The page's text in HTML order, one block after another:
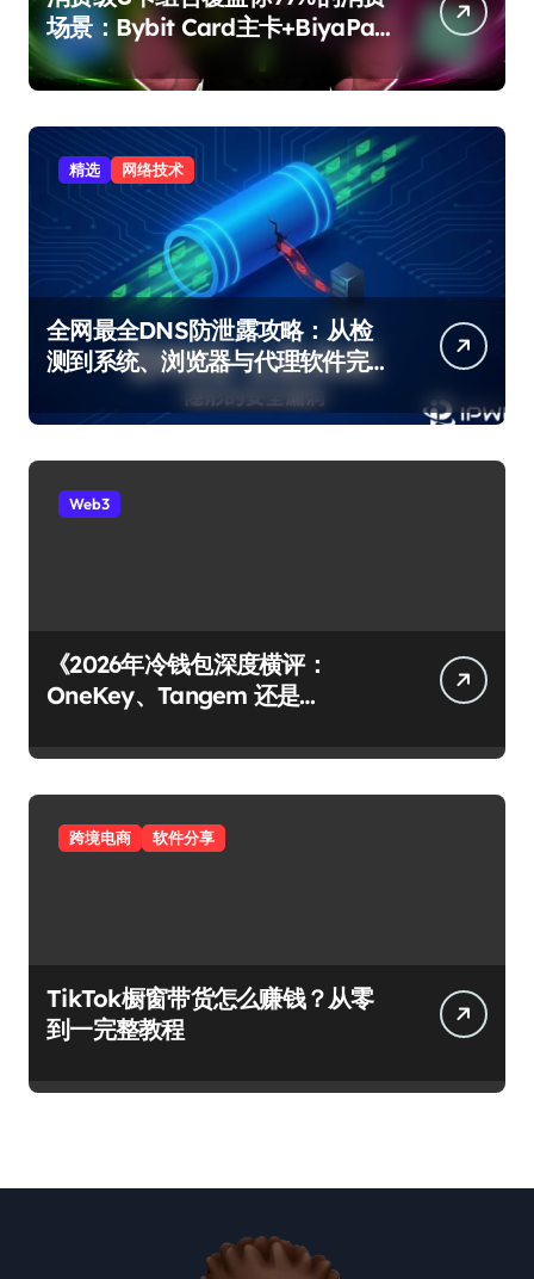
场景：Bybit Card主卡+BiyaPay
备用卡完整攻略
精选 网络技术
全网最全DNS防泄露攻略：从检
测到系统、浏览器与代理软件完
Web3
《2026年冷钱包深度横评：
OneKey、Tangem 还是
垒？》
跨境电商 软件分享
TikTok橱窗带货怎么赚钱？从零
到一完整教程